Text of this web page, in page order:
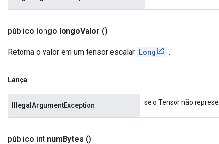
público longo longoValor ()
Retorna o valor em um tensor escalar Long .
Lança
IllegalArgumentException se o Tensor não
público int numBytes ()